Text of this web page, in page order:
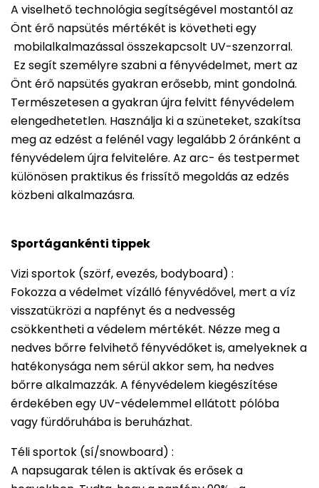
A viselhető technológia segítségével mostantól az
Önt érő napsütés mértékét is követheti egy
mobilalkalmazással összekapcsolt UV-szenzorral.
Ez segít személyre szabni a fényvédelmet, mert az
Önt érő napsütés gyakran erősebb, mint gondolná.
Természetesen a gyakran újra felvitt fényvédelem
elengedhetetlen. Használja ki a szüneteket, szakítsa
meg az edzést a felénél vagy legalább 2 óránként a
fényvédelem újra felvitelére. Az arc- és testpermet
különösen praktikus és frissítő megoldás az edzés
közbeni alkalmazásra.
Sportágankénti tippek
Vizi sportok (szörf, evezés, bodyboard) :
Fokozza a védelmet vízálló fényvédővel, mert a víz
visszatükrözi a napfényt és a nedvesség
csökkentheti a védelem mértékét. Nézze meg a
nedves bőrre felvihető fényvédőket is, amelyeknek a
hatékonysága nem sérül akkor sem, ha nedves
bőrre alkalmazzák. A fényvédelem kiegészítése
érdekében egy UV-védelemmel ellátott pólóba
vagy fürdőruhába is beruházhat.
Téli sportok (sí/snowboard) :
A napsugarak télen is aktívak és erősek a